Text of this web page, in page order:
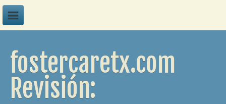
fostercaretx.com
Revisión: